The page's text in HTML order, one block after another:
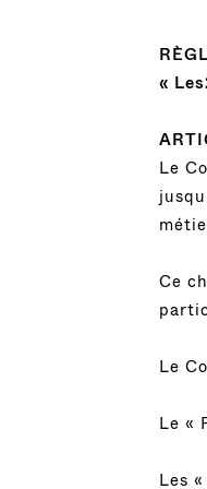
«
Le
Ce
Le
Le «
Les